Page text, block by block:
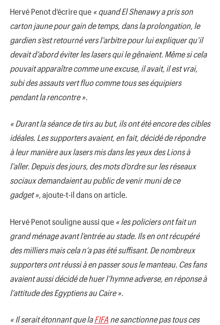
Hervé Penot d’écrire que « quand El Shenawy a pris son
carton jaune pour gain de temps, dans la prolongation, le
gardien s’est retourné vers l’arbitre pour lui expliquer qu’il
devait d’abord éviter les lasers qui le gênaient. Même si cela
pouvait apparaître comme une excuse, il avait, il est vrai,
subi des assauts vert fluo comme tous ses équipiers
pendant la rencontre ».
« Durant la séance de tirs au but, ils ont été encore des cibles
idéales. Les supporters avaient, en fait, décidé de répondre
à leur manière aux lasers mis dans les yeux des Lions à
l’aller. Depuis des jours, des mots d’ordre sur les réseaux
sociaux demandaient au public de venir muni de ce
gadget »,ajoute-t-il dans on article.
Hervé Penot souligne aussi que « les policiers ont fait un
grand ménage avant l’entrée au stade. Ils en ont récupéré
des milliers mais cela n’a pas été suffisant. De nombreux
supporters ont réussi à en passer sous le manteau. Ces fans
avaient aussi décidé de huer l’hymne adverse, en réponse à
l’attitude des Egyptiens au Caire ».
« Il serait étonnant que laFIFA ne sanctionne pas tous ces